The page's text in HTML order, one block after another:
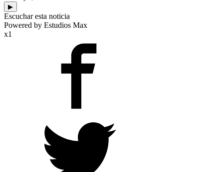
▶
Escuchar esta noticia
Powered by Estudios Max
x1